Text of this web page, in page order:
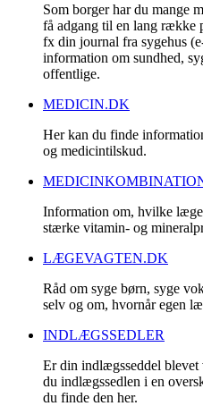
Som borger har du mange
få adgang til en lang række
fx din journal fra sygehus
information om sundhed,
offentlige.
MEDICIN.DK
Her kan du finde
og medicintilskud.
Information om, hvilke
stærke vitamin- og
LÆGEVAGTEN.DK
Råd om syge børn, syge
selv og om, hvornår egen
INDLÆGSSEDLER
Er din indlægsseddel
du indlægssedlen i en
du finde den her.